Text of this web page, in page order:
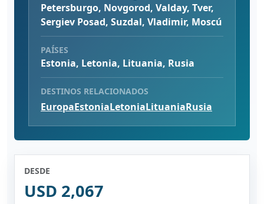
Petersburgo, Novgorod, Valday, Tver,
Sergiev Posad, Suzdal, Vladimir, Moscú
PAÍSES
Estonia, Letonia, Lituania, Rusia
DESTINOS RELACIONADOS
EuropaEstoniaLetoniaLituaniaRusia
DESDE
USD 2,067